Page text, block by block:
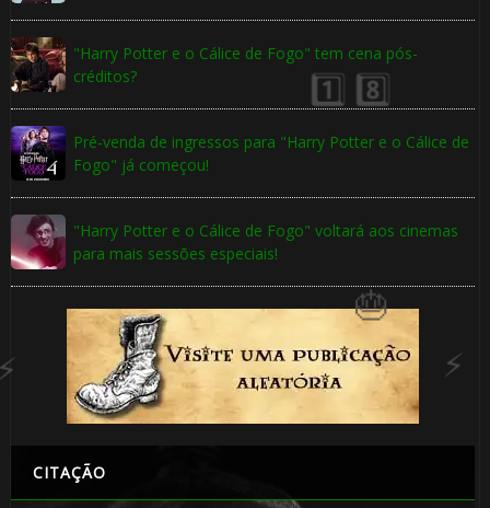
"Harry Potter e o Cálice de Fogo" tem cena pós-
créditos?
Pré-venda de ingressos para "Harry Potter e o Cálice de
Fogo" já começou!
"Harry Potter e o Cálice de Fogo" voltará aos cinemas
para mais sessões especiais!
CITAÇÃO
🎈
🎈
🎂